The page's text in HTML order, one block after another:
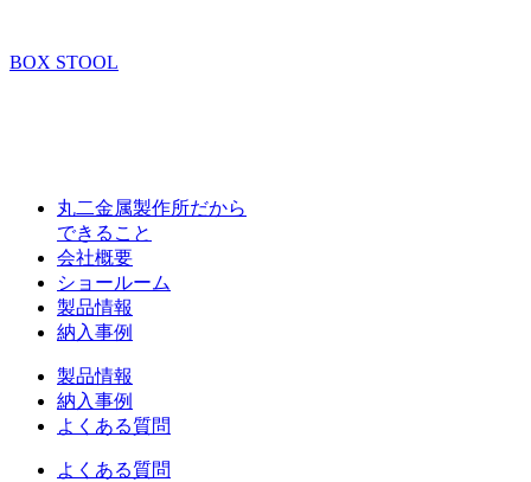
BOX STOOL
丸二金属製作所だから
できること
会社概要
ショールーム
製品情報
納入事例
製品情報
納入事例
よくある質問
よくある質問